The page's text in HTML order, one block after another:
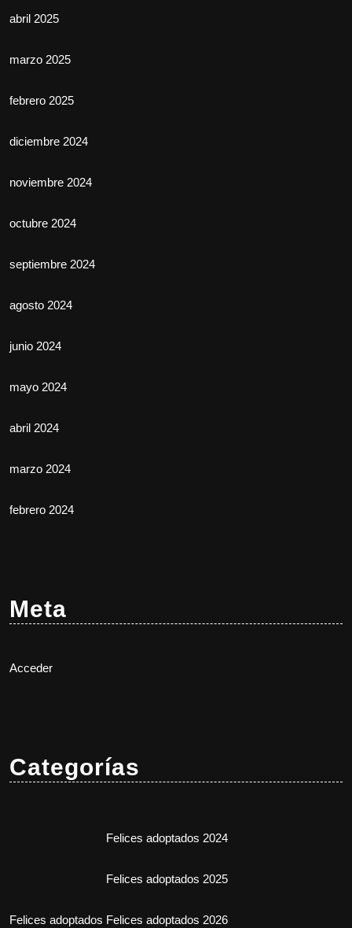
abril 2025
marzo 2025
febrero 2025
diciembre 2024
noviembre 2024
octubre 2024
septiembre 2024
agosto 2024
junio 2024
mayo 2024
abril 2024
marzo 2024
febrero 2024
Meta
Acceder
Categorías
Felices adoptados
Felices adoptados 2024
Felices adoptados 2025
Felices adoptados 2026